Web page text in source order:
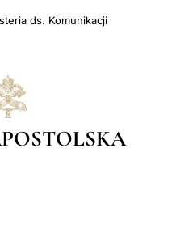
ds. Komunikacji